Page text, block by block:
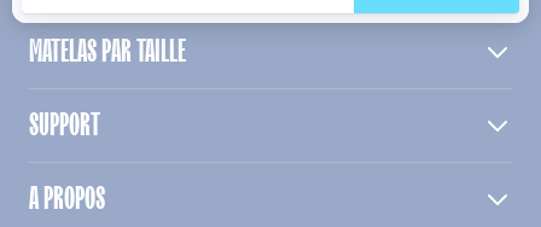
MATELAS PAR TAILLE
SUPPORT
A PROPOS